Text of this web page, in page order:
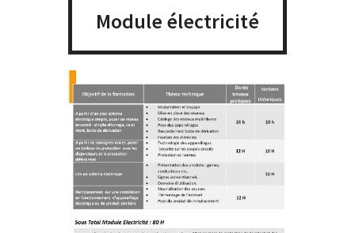
Module électricité